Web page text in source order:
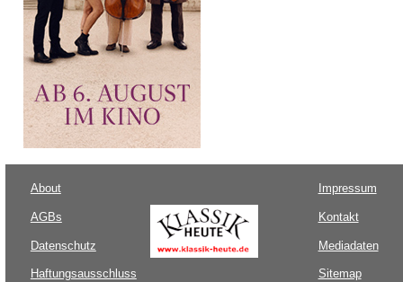
About
AGBs
Datenschutz
Haftungsausschluss
Impressum
Kontakt
Mediadaten
Sitemap